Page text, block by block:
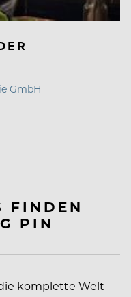
GmbH
FINDEN
PIN
komplette Welt